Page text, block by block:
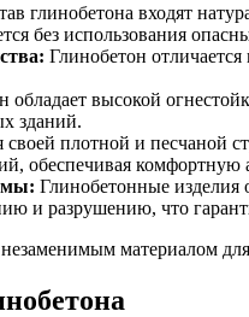
глинобетона входят
без использования
Глинобетон
обладает высокой
зданий.
своей плотной и песчаной
обеспечивая комфортную
Глинобетонные
и разрушению, что
материалом